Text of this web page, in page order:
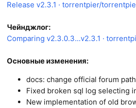
Release v2.3.1 · torrentpier/
Чейнджлог:
Comparing v2.3.0.3...v2.3.1 ·
Основные изменения:
docs: change official forum path
Fixed broken sql log selecting
New implementation of old